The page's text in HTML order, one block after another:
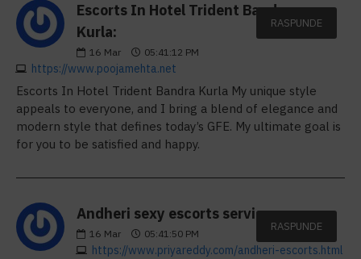
Escorts In Hotel Trident Bandra
Kurla:
16 Mar 05:41:12 PM
https://www.poojamehta.net
RASPUNDE
Escorts In Hotel Trident Bandra Kurla My unique style
appeals to everyone, and I bring a blend of elegance and
modern style that defines today’s GFE. My ultimate goal is
for you to be satisfied and happy.
Andheri sexy escorts service:
16 Mar 05:41:50 PM
https://www.priyareddy.com/andheri-escorts.html
RASPUNDE